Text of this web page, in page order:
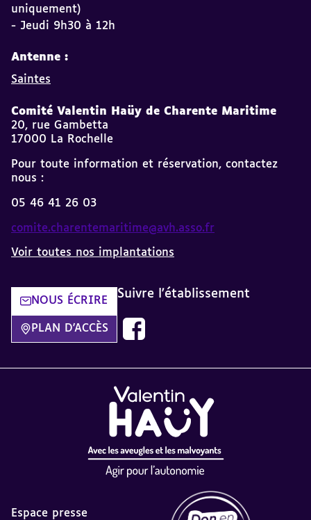
uniquement)
- Jeudi 9h30 à 12h
Antenne :
Saintes
Comité Valentin Haüy de Charente Maritime
20, rue Gambetta
17000 La Rochelle
Pour toute information et réservation, contactez
nous :
05 46 41 26 03
comite.charentemaritime@avh.asso.fr
Voir toutes nos implantations
NOUS ÉCRIRE
PLAN D'ACCÈS
Suivre l'établissement
Nous suivre sur Facebook AVH
Espace presse